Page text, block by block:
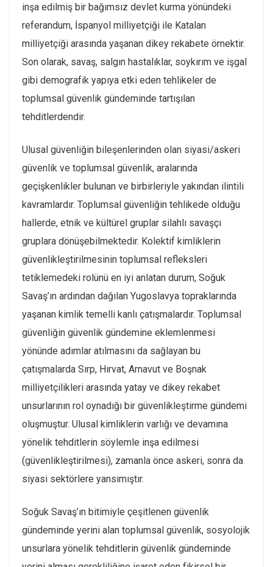
inşa edilmiş bir bağımsız devlet kurma yönündeki
referandum, İspanyol milliyetçiği ile Katalan
milliyetçiği arasında yaşanan dikey rekabete örnektir.
Son olarak, savaş, salgın hastalıklar, soykırım ve işgal
gibi demografik yapıya etki eden tehlikeler de
toplumsal güvenlik gündeminde tartışılan
tehditlerdendir.
Ulusal güvenliğin bileşenlerinden olan siyasi/askeri
güvenlik ve toplumsal güvenlik, aralarında
geçişkenlikler bulunan ve birbirleriyle yakından ilintili
kavramlardır. Toplumsal güvenliğin tehlikede olduğu
hallerde, etnik ve kültürel gruplar silahlı savaşçı
gruplara dönüşebilmektedir. Kolektif kimliklerin
güvenlikleştirilmesinin toplumsal refleksleri
tetiklemedeki rolünü en iyi anlatan durum, Soğuk
Savaş’ın ardından dağılan Yugoslavya topraklarında
yaşanan kimlik temelli kanlı çatışmalardır. Toplumsal
güvenliğin güvenlik gündemine eklemlenmesi
yönünde adımlar atılmasını da sağlayan bu
çatışmalarda Sırp, Hırvat, Arnavut ve Boşnak
milliyetçilikleri arasında yatay ve dikey rekabet
unsurlarının rol oynadığı bir güvenlikleştirme gündemi
oluşmuştur. Ulusal kimliklerin varlığı ve devamına
yönelik tehditlerin söylemle inşa edilmesi
(güvenlikleştirilmesi), zamanla önce askeri, sonra da
siyasi sektörlere yansımıştır.
Soğuk Savaş’ın bitimiyle çeşitlenen güvenlik
gündeminde yerini alan toplumsal güvenlik, sosyolojik
unsurlara yönelik tehditlerin güvenlik gündeminde